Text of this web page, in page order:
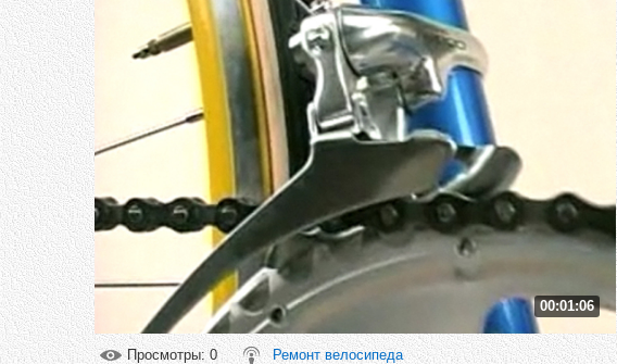
00:01:06
Просмотры: 0 Ремонт велосипеда